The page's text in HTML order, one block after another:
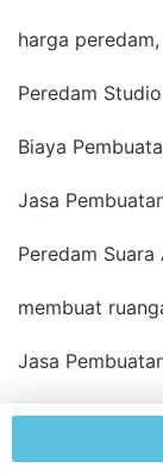
harga peredam,
Peredam
Biaya
Jasa
Peredam Suara
membuat
Jasa
Konsultan dan